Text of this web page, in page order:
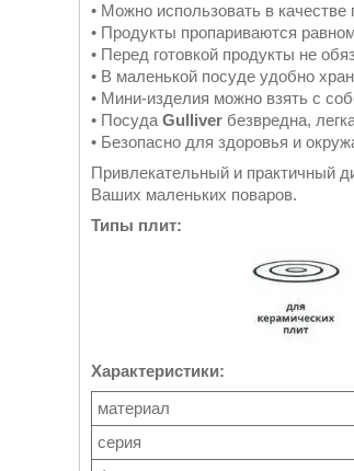
• Можно использовать в
• Продукты пропариваются
• Перед готовкой продукты не
• В маленькой посуде удобно
• Мини-изделия можно взять с
• Посуда Gulliver безвредна,
• Безопасно для здоровья и
Привлекательный и практичный
Ваших маленьких поваров.
Типы плит:
Характеристики:
материал
серия